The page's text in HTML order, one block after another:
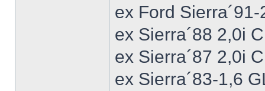
ex Ford
ex Sierra´88 2,0i
ex Sierra´87 2,0i
ex Sierra´83-1,6